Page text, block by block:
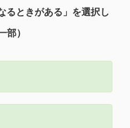
るときがある」を選択し
部）